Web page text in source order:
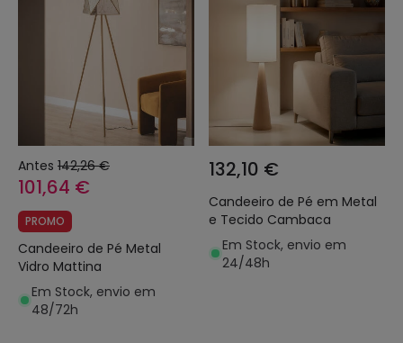
Antes 142,26 €
101,64 €
PROMO
Candeeiro de Pé Metal
Vidro Mattina
Em Stock, envio em
48/72h
132,10 €
Candeeiro de Pé em Metal
e Tecido Cambaca
Em Stock, envio em
24/48h